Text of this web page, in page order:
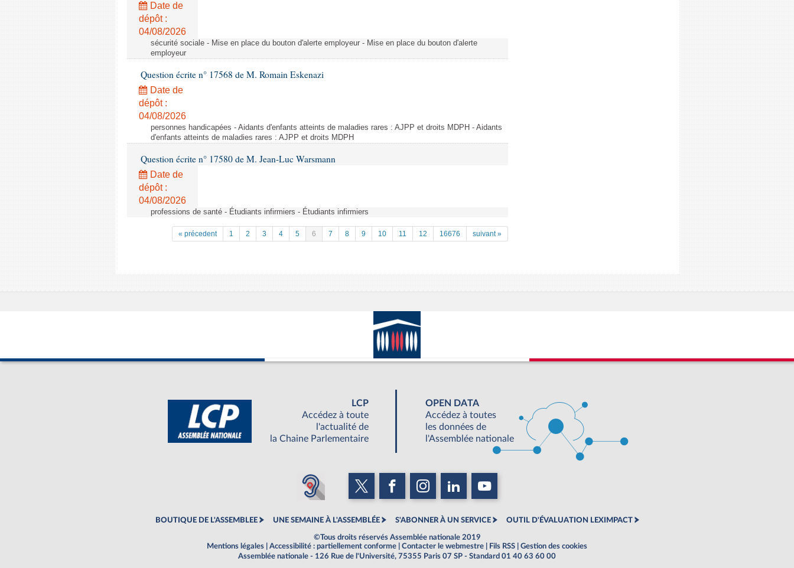
Date de
dépôt :
04/08/2026
sécurité sociale - Mise en place du bouton d'alerte employeur - Mise en place du bouton d'alerte
employeur
Question écrite n° 17568 de M. Romain Eskenazi
Date de
dépôt :
04/08/2026
personnes handicapées - Aidants d'enfants atteints de maladies rares : AJPP et droits MDPH - Aidants
d'enfants atteints de maladies rares : AJPP et droits MDPH
Question écrite n° 17580 de M. Jean-Luc Warsmann
Date de
dépôt :
04/08/2026
professions de santé - Étudiants infirmiers - Étudiants infirmiers
« précedent 1 2 3 4 5 6 7 8 9 10 11 12 16676 suivant »
LCP
Accédez à toute
l'actualité de
la Chaine Parlementaire
OPEN DATA
Accédez à toutes
les données de
l'Assemblée nationale
BOUTIQUE DE L'ASSEMBLEE UNE SEMAINE À L'ASSEMBLÉE S'ABONNER À UN SERVICE OUTIL D'ÉVALUATION LEXIMPACT
©Tous droits réservés Assemblée nationale 2019
Mentions légales
Accessibilité : partiellement conforme Contacter le webmestre Fils RSS
Gestion des cookies
Assemblée nationale - 126 Rue de l'Université, 75355 Paris 07 SP - Standard 01 40 63 60 00